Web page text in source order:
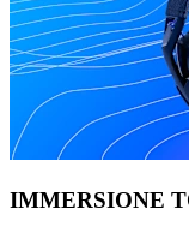
IMMERSIONE